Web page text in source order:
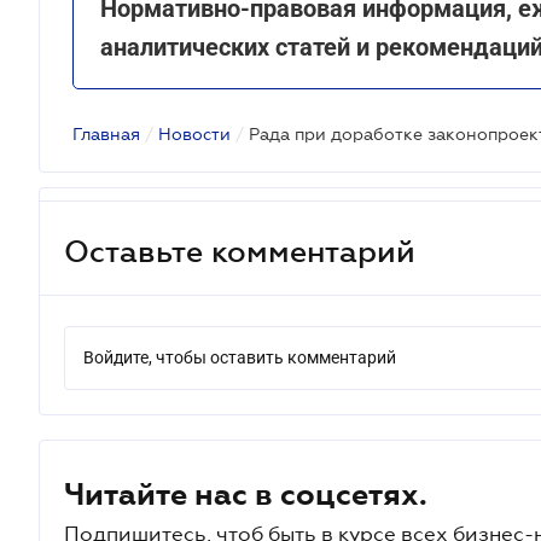
Нормативно-правовая информация,
аналитических статей и
Главная / Новости /
Оставьте комментарий
Войдите, чтобы оставить комментарий
Читайте нас в соцсетях.
Подпишитесь, чтоб быть в курсе всех бизнес-